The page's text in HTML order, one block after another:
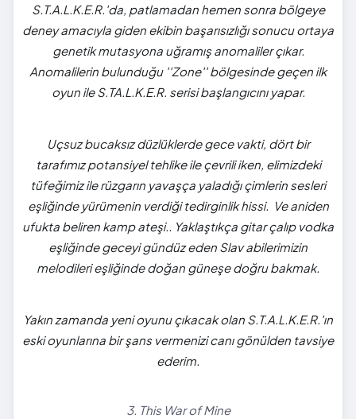
S.T.A.L.K.E.R.'da, patlamadan hemen sonra bölgeye
deney amacıyla giden ekibin başarısızlığı sonucu ortaya
genetik mutasyona uğramış anomaliler çıkar.
Anomalilerin bulunduğu ''Zone'' bölgesinde geçen ilk
oyun ile S.TA.L.K.E.R. serisi başlangıcını yapar.
Uçsuz bucaksız düzlüklerde gece vakti, dört bir
tarafımız potansiyel tehlike ile çevrili iken, elimizdeki
tüfeğimiz ile rüzgarın yavaşça yaladığı çimlerin sesleri
eşliğinde yürümenin verdiği tedirginlik hissi. Ve aniden
ufukta beliren kamp ateşi.. Yaklaştıkça gitar çalıp vodka
eşliğinde geceyi gündüz eden Slav abilerimizin
melodileri eşliğinde doğan güneşe doğru bakmak.
Yakın zamanda yeni oyunu çıkacak olan S.T.A.L.K.E.R.'ın
eski oyunlarına bir şans vermenizi canı gönülden tavsiye
ederim.
3. This War of Mine